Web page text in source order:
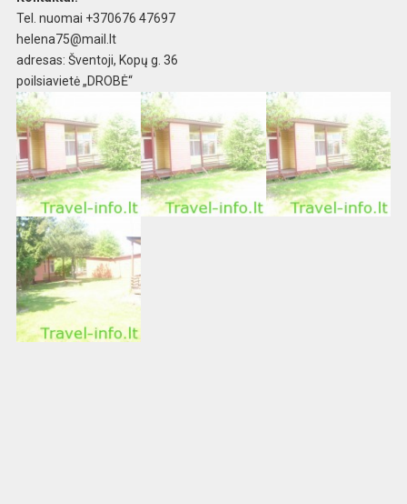
Tel. nuomai +370676 47697
helena75@mail.lt
adresas: Šventoji, Kopų g. 36
poilsiavietė „DROBĖ“